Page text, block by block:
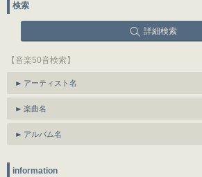
検索
詳細検索
【音楽50音検索】
アーティスト名
楽曲名
アルバム名
information